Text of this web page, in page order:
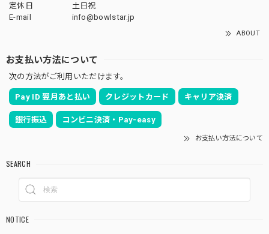
定休日
土日祝
E-mail
info@bowlstar.jp
ABOUT
お支払い方法について
次の方法がご利用いただけます。
Pay ID 翌月あと払い クレジットカード キャリア決済
銀行振込 コンビニ決済・Pay-easy
お支払い方法について
SEARCH
NOTICE